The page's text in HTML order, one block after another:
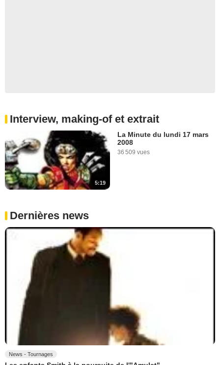
Interview, making-of et extrait
5:19
La Minute du lundi 17 mars
2008
36 509 vues
Dernières news
News - Tournages